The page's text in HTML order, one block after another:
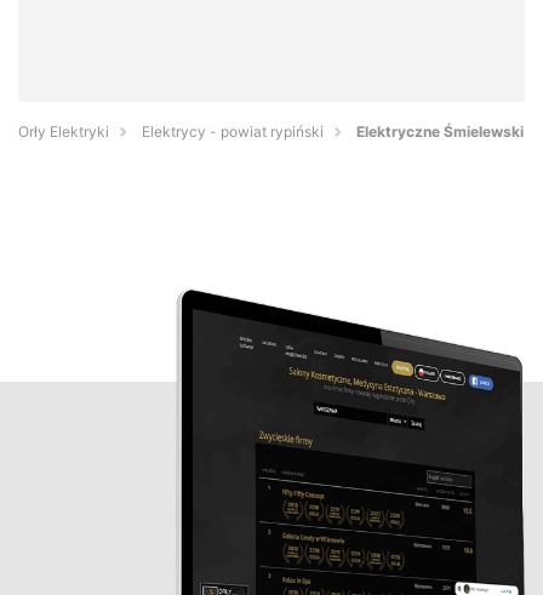
Orły Elektryki Elektrycy - powiat rypiński Elektryczne Śmielewski